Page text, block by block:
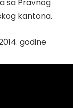
sa Pravnog
kantona.
godine